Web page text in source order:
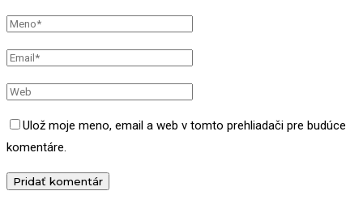
Ulož moje meno, email a web v tomto prehliadači pre budúce
komentáre.